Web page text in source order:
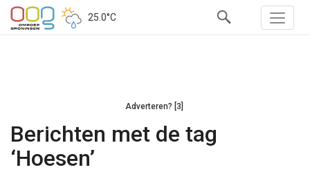
25.0°C
Adverteren? [3]
Berichten met de tag
‘Hoesen’